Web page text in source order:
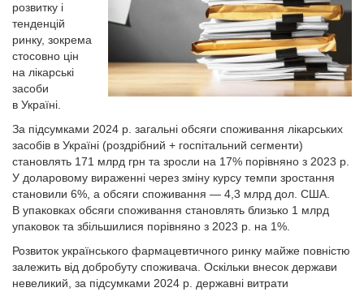
розвитку і
тенденцій
ринку, зокрема
стосовно цін
на лікарські
засоби
в Україні.
За підсумками 2024 р. загальні обсяги споживання лікарських
засобів в Україні (роздрібний + госпітальний сегменти)
становлять 171 млрд грн та зросли на 17% порівняно з 2023 р.
У доларовому вираженні через зміну курсу темпи зростання
становили 6%, а обсяги споживання — 4,3 млрд дол. США.
В упаковках обсяги споживання становлять близько 1 млрд
упаковок та збільшилися порівняно з 2023 р. на 1%.
Розвиток українського фармацевтичного ринку майже повністю
залежить від добробуту споживача. Оскільки внесок держави
невеликий, за підсумками 2024 р. державні витрати